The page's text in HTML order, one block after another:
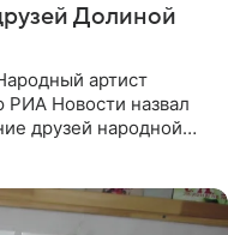
Долиной
артист
РИА Новости назвал
друзей народной